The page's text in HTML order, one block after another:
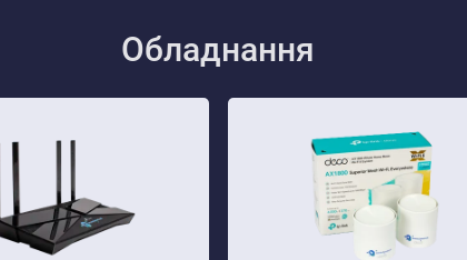
Обладнання